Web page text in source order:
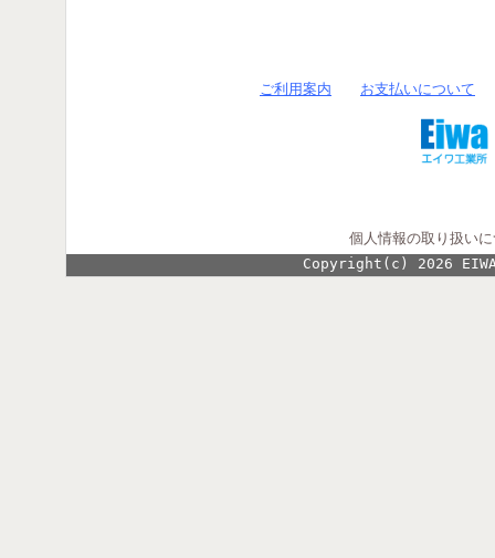
ご利用案内 お支払いについて
個人情報の取り扱い
Copyright(c) 2026